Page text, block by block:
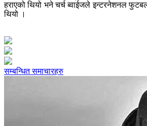
हराएको थियो भने चर्च ब्वाईजले इन्टरनेशनल
थियो ।
सम्बन्धित समाचारहरु